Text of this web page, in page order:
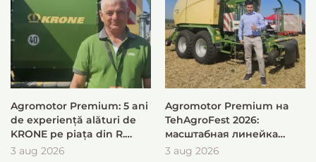
Agromotor Premium: 5 ani
de experiență alături de
KRONE pe piața din R.
Moldova
3 aug 2026
Agromotor Premium на
TehAgroFest 2026:
масштабная линейка
KRONE для быстрой и
3 aug 2026